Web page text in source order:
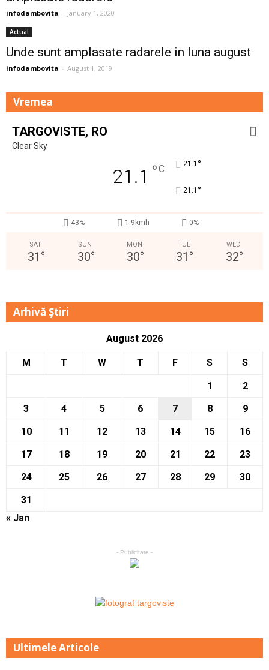
infodambovita - January 1, 2020
Actual
Unde sunt amplasate radarele in luna august
infodambovita - August 1, 2019
Vremea
TARGOVISTE, RO
Clear Sky
21.1 °C 21.1 °
21.1 °
43% 1.9kmh 0%
SAT
31 °
SUN
30°
MON
30°
TUE
31 °
WED
32°
Arhivă Ştiri
August 2026
M T W T F S S
1
2
3
4 5 6 7 8
9
10
11 12 13 14 15
16
17
18 19 20 21 22
23
24
25 26 27 28 29
30
31
« Jan
- Publicitate -
Ultimele Articole